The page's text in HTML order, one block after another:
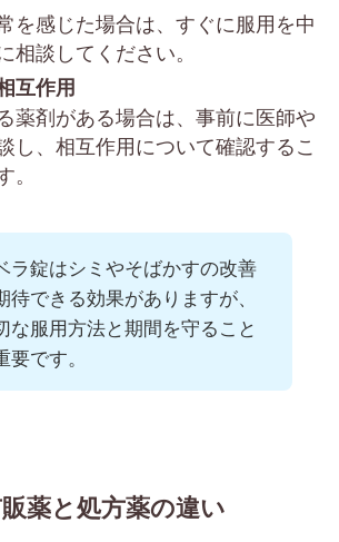
を感じた場合は、すぐに服用を中
相談してください。
互作用
薬剤がある場合は、事前に医師や
し、相互作用について確認するこ
ラ錠はシミやそばかすの改善
待できる効果がありますが、
な服用方法と期間を守ること
要です。
薬と処方薬の違い